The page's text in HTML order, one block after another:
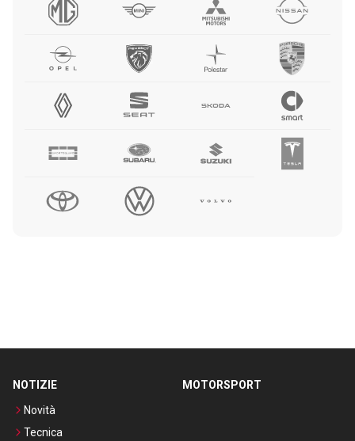
NOTIZIE
Novità
Tecnica
MOTORSPORT